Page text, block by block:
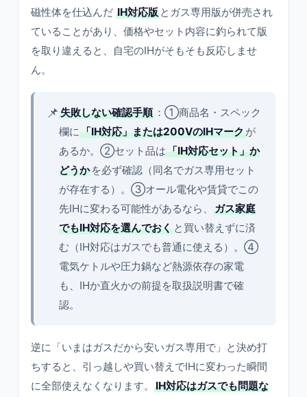
磁性体を仕込んだ IH対応版 とガス専用版が併売され
ていることがあり、価格やセット内容に釣られて版
を取り違えると、自宅のIHがそもそも反応しませ
ん。
📌 失敗しない確認手順 ：①商品名・スペック
欄に「IH対応」または200VのIHマークが
あるか。②セット品は「IH対応セット」か
どうか を必ず確認（同名でガス専用セット
が存在する）。③オール電化や賃貸でこの
先IHに変わる可能性があるなら、
ガス家庭
でもIH対応を選んでおく と買い替えずに済
む（IH対応はガスでも普通に使える）。④
電気ケトルや圧力鍋など熱源依存の家電
も、IHか直火かの前提を取扱説明書で確
認。
逆に「いまはガスだから安いガス専用で」と決め打
ちすると、引っ越しや買い替えでIHに変わった瞬間
に全部使えなくなります。
IH対応はガスでも問題な